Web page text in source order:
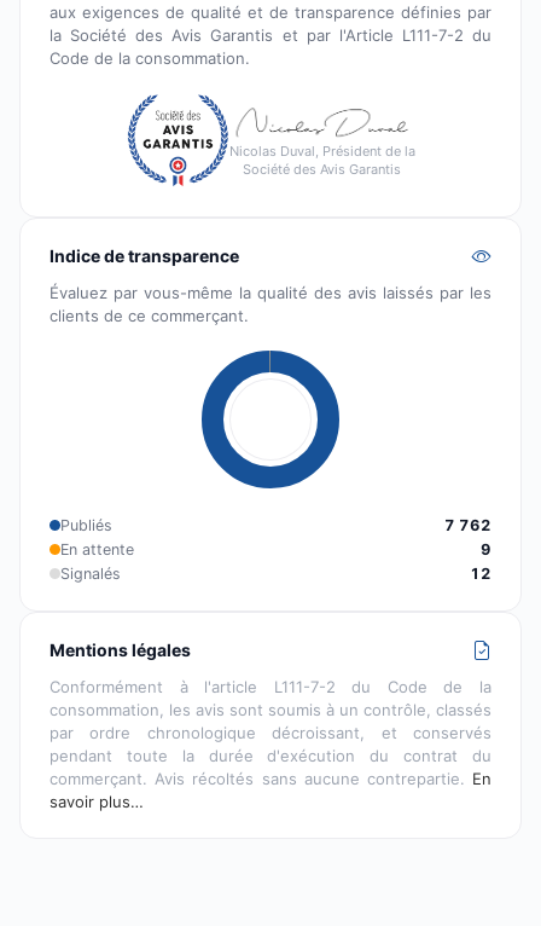
aux exigences de qualité et de transparence définies par
la Société des Avis Garantis et par l'Article L111-7-2 du
Code de la consommation.
Nicolas Duval, Président de la
Société des Avis Garantis
Indice de transparence
Évaluez par vous-même la qualité des avis laissés par les
clients de ce commerçant.
Publiés
7 762
En attente
9
Signalés
12
Mentions légales
Conformément à l'article L111-7-2 du Code de la
consommation, les avis sont soumis à un contrôle, classés
par ordre chronologique décroissant, et conservés
pendant toute la durée d'exécution du contrat du
commerçant. Avis récoltés sans aucune contrepartie. En
savoir plus…